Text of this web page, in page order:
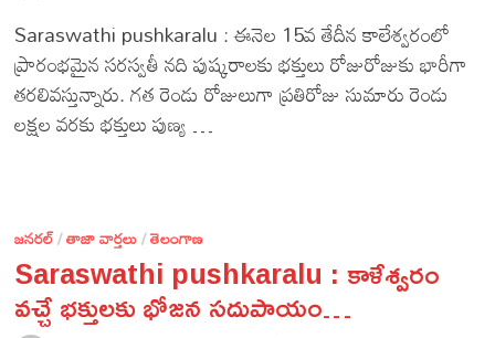
Saraswathi pushkaralu : ఈనెల 15వ తేదీన కాలేశ్వరంలో
ప్రారంభమైన సరస్వతీ నది పుష్కరాలకు భక్తులు రోజురోజుకు భారీగా
తరలివస్తున్నారు. గత రెండు రోజులుగా ప్రతిరోజు సుమారు రెండు
లక్షల వరకు భక్తులు పుణ్య …
జనరల్/తాజా వార్తలు/తెలంగాణ
Saraswathi pushkaralu : కాళేశ్వరం
వచ్చే భక్తులకు భోజన సదుపాయం…